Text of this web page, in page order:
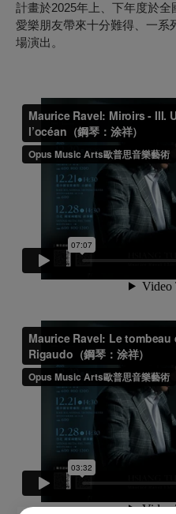
計畫於2025年上、下年度於
愛樂朋友帶來十分難得、一系
場演出。